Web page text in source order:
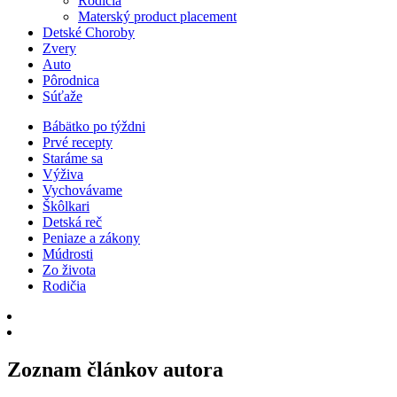
Materský product placement
Detské Choroby
Zvery
Auto
Pôrodnica
Súťaže
Bábätko po týždni
Prvé recepty
Staráme sa
Výživa
Vychovávame
Škôlkari
Detská reč
Peniaze a zákony
Múdrosti
Zo života
Rodičia
Zoznam článkov autora